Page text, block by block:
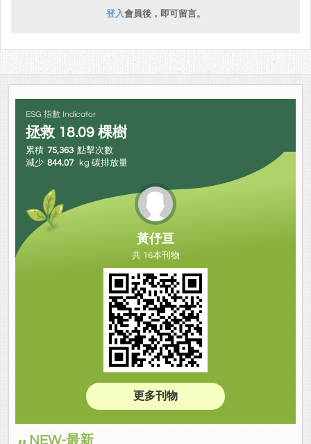
登入會員後，即可留言。
ESG 指數 Indicator
拯救 18.09 棵樹
累積 75,363 點擊次數
減少 844.07 kg 碳排放量
黃伃亘
共 16本刊物
更多刊物
NEW-最新